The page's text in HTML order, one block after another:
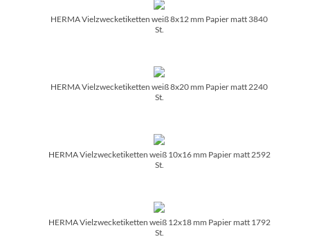
HERMA Vielzwecketiketten weiß 8x12 mm Papier matt 3840
St.
HERMA Vielzwecketiketten weiß 8x20 mm Papier matt 2240
St.
HERMA Vielzwecketiketten weiß 10x16 mm Papier matt 2592
St.
HERMA Vielzwecketiketten weiß 12x18 mm Papier matt 1792
St.